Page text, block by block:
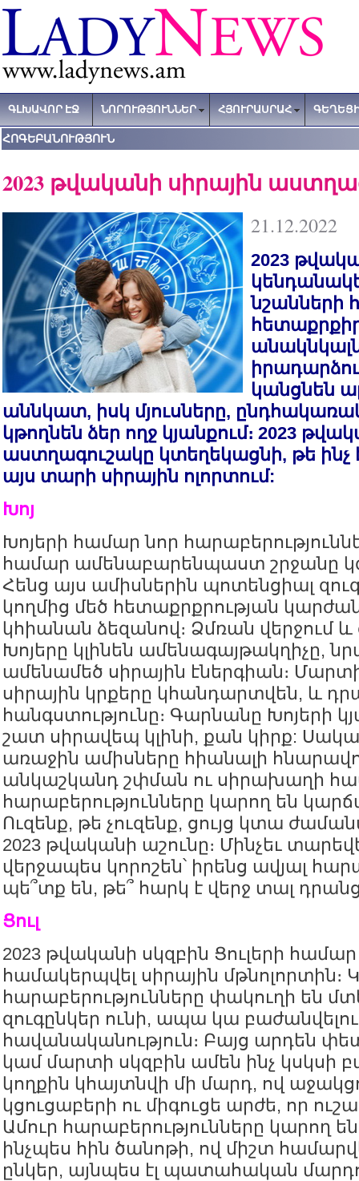
ԳԼԽԱՎՈՐ ԷՋ ՆՈՐՈՒԹՅՈՒՆՆԵՐ ՀՅՈՒՐԱՍՐԱՀ
ՀՈԳԵԲԱՆՈՒԹՅՈՒՆ
2023 թվականի սիրային
21.12.2022
2023
նշանների
կանցնեն
աննկատ, իսկ մյուսները,
կթողնեն ձեր ողջ կյանքում։ 2023
աստղագուշակը կտեղեկացնի, թե ինչ
այս տարի սիրային ոլորտում:
Խոյ
Խոյերի համար նոր
համար ամենաբարենպաստ շրջանը
Հենց այս ամիսներին պոտենցիալ
կողմից մեծ հետաքրքրության
կհիանան ձեզանով։ Ձմռան վերջում
Խոյերը կլինեն ամենագայթակղիչը,
ամենամեծ սիրային էներգիան։
սիրային կրքերը կհանդարտվեն, և
հանգստությունը։ Գարնանը Խոյերի
շատ սիրավեպ կլինի, քան կիրք:
առաջին ամիսները հիանալի
անկաշկանդ շփման ու սիրախաղի
հարաբերությունները կարող են
Ուզենք, թե չուզենք, ցույց կտա
2023 թվականի աշունը։ Մինչեւ
վերջապես կորոշեն՝ իրենց ավյալ
պե՞տք են, թե՞ հարկ է վերջ տալ
Ցուլ
2023 թվականի սկզբին Ցուլերի
համակերպվել սիրային մթնոլորտին։
հարաբերությունները փակուղի են
զուգընկեր ունի, ապա կա բաժանվելու
հավանականություն։ Բայց արդեն
կամ մարտի սկզբին ամեն ինչ կսկսի
կողքին կհայտնվի մի մարդ, ով
կցուցաբերի ու միգուցե արժե, որ
Ամուր հարաբերությունները կարող
ինչպես հին ծանոթի, ով միշտ
ընկեր, այնպես էլ պատահական